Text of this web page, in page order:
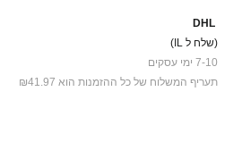
DHL
(שלח ל IL)
7-10 ימי עסקים
תעריף המשלוח של כל ההזמנות הוא ₪41.97